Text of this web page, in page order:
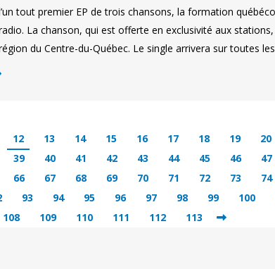
tout premier EP de trois chansons, la formation
La chanson, qui est offerte en exclusivité aux
du Centre-du-Québec. Le single arrivera sur toutes
12 13 14 15 16 17 18 19 20
39 40 41 42 43 44 45 46 47
66 67 68 69 70 71 72 73 74
93 94 95 96 97 98 99 100
108
109 110 111 112 113